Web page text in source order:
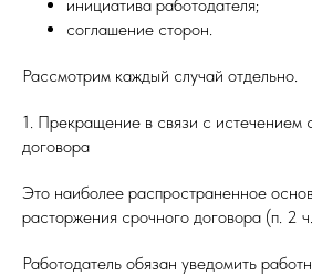
инициатива работодателя;
соглашение сторон.
Рассмотрим каждый случай отдельно.
1. Прекращение в связи с истечением
договора
Это наиболее распространенное
расторжения срочного договора (п. 2
Работодатель обязан уведомить